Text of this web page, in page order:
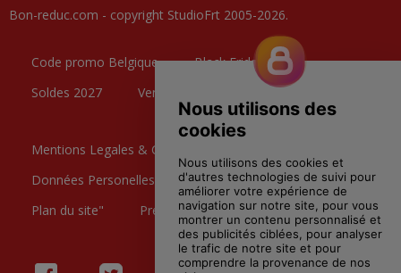
Bon-reduc.com - copyright StudioFrt 2005-2026.
Code promo Belgique
Black Friday
Soldes 2027
Ventes Privées
Mentions Legales & CGU
Données Personelles
Contactez nous
Plan du site"
Preference Cookies